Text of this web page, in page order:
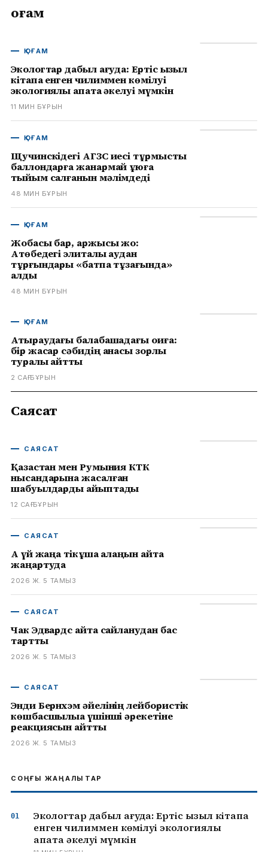
Қоғам
ҚОҒАМ
Экологтар дабыл қағуда: Ертіс қызыл
кітапқа енген чилиммен көмілуі
экологиялық апатқа әкелуі мүмкін
11 МИН БҰРЫН
ҚОҒАМ
Щучинскідегі АГЗС иесі тұрмыстық
баллондарға жанармай құюға
тыйым салғанын мәлімдеді
48 МИН БҰРЫН
ҚОҒАМ
Жобасы бар, қаржысы жоқ:
Ақтөбедегі элиталық аудан
тұрғындары «батпақ тұзағында»
қалды
48 МИН БҰРЫН
ҚОҒАМ
Атыраудағы балабақшадағы оқиға:
бір жасар сәбидің анасы зорлық
туралы айтты
2 САҒ БҰРЫН
Саясат
САЯСАТ
Қазақстан мен Румыния КТК
нысандарына жасалған
шабуылдарды айыптады
12 САҒ БҰРЫН
САЯСАТ
Ақ үй жаңа тікұшақ алаңын қайта
жаңартуда
2026 Ж. 5 ТАМЫЗ
САЯСАТ
Чак Эдвардс қайта сайланудан бас
тартты
2026 Ж. 5 ТАМЫЗ
САЯСАТ
Энди Бернхэм әйелінің лейбористік
көшбасшылыққа үшінші әрекетіне
реакциясын айтты
2026 Ж. 5 ТАМЫЗ
СОҢҒЫ ЖАҢАЛЫҚТАР
Экологтар дабыл қағуда: Ертіс қызыл кітапқа
енген чилиммен көмілуі экологиялық
апатқа әкелуі мүмкін